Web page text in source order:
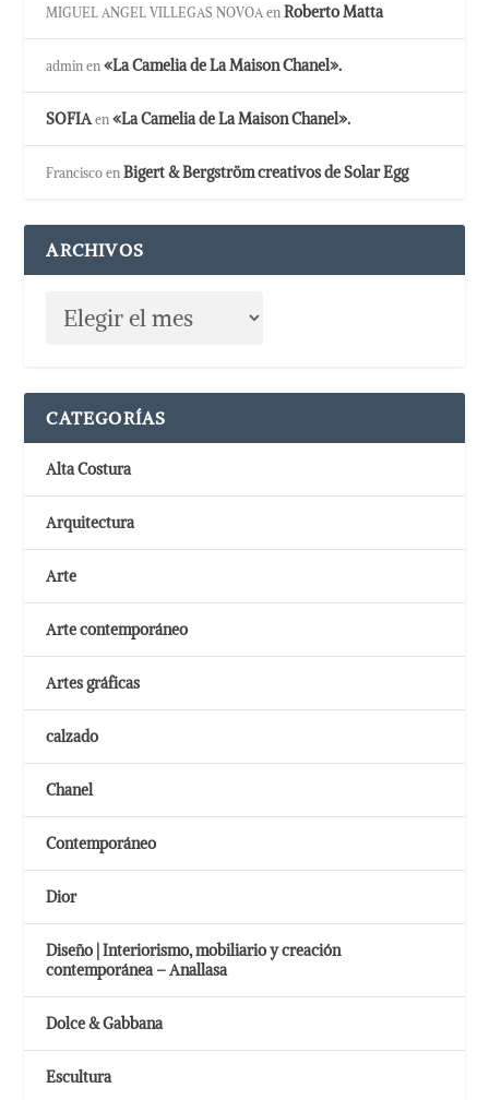
MIGUEL ANGEL VILLEGAS NOVOA enRoberto Matta
admin en«La Camelia de La Maison Chanel».
SOFIA en«La Camelia de La Maison Chanel».
Francisco enBigert & Bergström creativos de Solar Egg
ARCHIVOS
CATEGORÍAS
Alta Costura
Arquitectura
Arte
Arte contemporáneo
Artes gráficas
calzado
Chanel
Contemporáneo
Dior
Diseño | Interiorismo, mobiliario y creación
contemporánea – Anallasa
Dolce & Gabbana
Escultura